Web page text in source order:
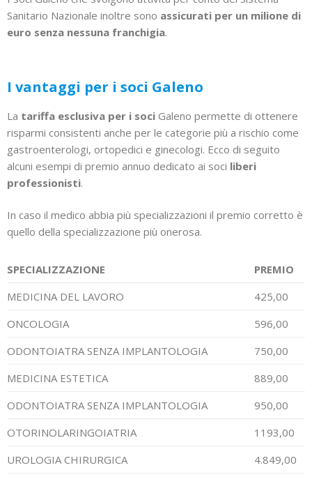
Sanitario Nazionale inoltre sono assicurati per un milione di
euro senza nessuna franchigia.
I vantaggi per i soci Galeno
La tariffa esclusiva per i soci Galeno permette di ottenere
risparmi consistenti anche per le categorie più a rischio come
gastroenterologi, ortopedici e ginecologi. Ecco di seguito
alcuni esempi di premio annuo dedicato ai soci liberi
professionisti.
In caso il medico abbia più specializzazioni il premio corretto è
quello della specializzazione più onerosa.
SPECIALIZZAZIONE
PREMIO
MEDICINA DEL LAVORO
425,00
ONCOLOGIA
596,00
ODONTOIATRA SENZA IMPLANTOLOGIA
750,00
MEDICINA ESTETICA
889,00
ODONTOIATRA SENZA IMPLANTOLOGIA
950,00
OTORINOLARINGOIATRIA
1193,00
UROLOGIA CHIRURGICA
4.849,00